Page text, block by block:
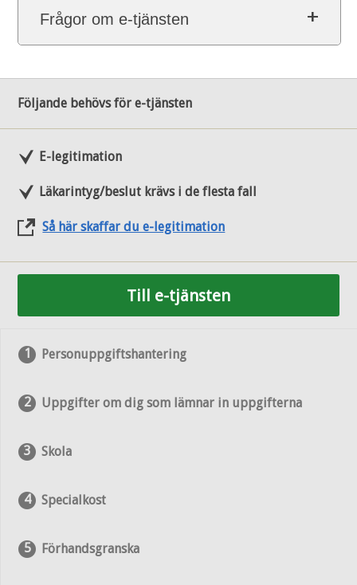
Frågor om e-tjänsten
Följande behövs för e-tjänsten
E-legitimation
Läkarintyg/beslut krävs i de flesta fall
Så här skaffar du e-legitimation
Till e-tjänsten
Personuppgiftshantering
Uppgifter om dig som lämnar in uppgifterna
Skola
Specialkost
Förhandsgranska